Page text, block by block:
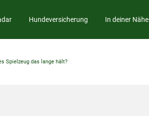
Hundeversicherung In deiner Nähe
Spielzeug das lange hält?